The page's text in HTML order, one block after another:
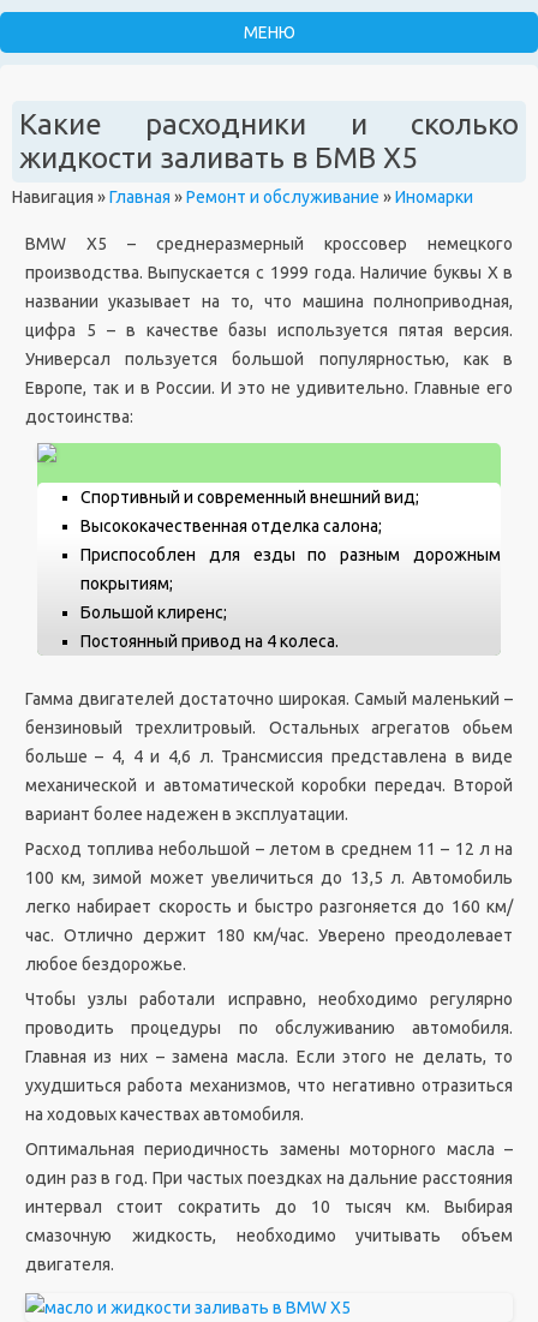
Какие расходники и сколько
жидкости заливать в БМВ Х5
Навигация »Главная »Ремонт и обслуживание »Иномарки
BMW X5 – среднеразмерный кроссовер немецкого
производства. Выпускается с 1999 года. Наличие буквы Х в
названии указывает на то, что машина полноприводная,
цифра 5 – в качестве базы используется пятая версия.
Универсал пользуется большой популярностью, как в
Европе, так и в России. И это не удивительно. Главные его
достоинства:
Спортивный и современный внешний вид;
Высококачественная отделка салона;
Приспособлен для езды по разным дорожным
покрытиям;
Большой клиренс;
Постоянный привод на 4 колеса.
Гамма двигателей достаточно широкая. Самый маленький –
бензиновый трехлитровый. Остальных агрегатов обьем
больше – 4, 4 и 4,6 л. Трансмиссия представлена в виде
механической и автоматической коробки передач. Второй
вариант более надежен в эксплуатации.
Расход топлива небольшой – летом в среднем 11 – 12 л на
100 км, зимой может увеличиться до 13,5 л. Автомобиль
легко набирает скорость и быстро разгоняется до 160 км/
час. Отлично держит 180 км/час. Уверено преодолевает
любое бездорожье.
Чтобы узлы работали исправно, необходимо регулярно
проводить процедуры по обслуживанию автомобиля.
Главная из них – замена масла. Если этого не делать, то
ухудшиться работа механизмов, что негативно отразиться
на ходовых качествах автомобиля.
Оптимальная периодичность замены моторного масла –
один раз в год. При частых поездках на дальние расстояния
интервал стоит сократить до 10 тысяч км. Выбирая
смазочную жидкость, необходимо учитывать объем
двигателя.